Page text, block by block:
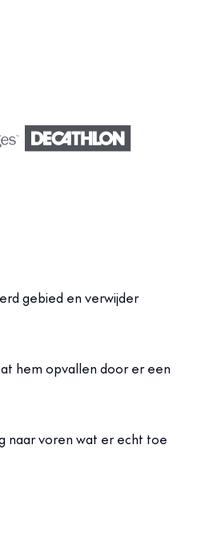
gebied en verwijder
hem opvallen door er een
naar voren wat er echt toe